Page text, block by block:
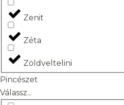
Zenit
Zéta
Zöldveltelini
Pincészet
Válassz...